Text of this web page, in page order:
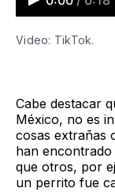
Video: TikTok.
Cabe destacar
México, no es
cosas extrañas
han
que otros, por
un perrito fue